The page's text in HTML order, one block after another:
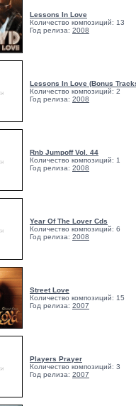
Lessons In Love
Количество композиций: 13
Год релиза: 2008
Lessons In Love (Bonus
Количество композиций: 2
Год релиза: 2008
Rnb Jumpoff Vol. 44
Количество композиций: 1
Год релиза: 2008
Year Of The Lover Cds
Количество композиций: 6
Год релиза: 2008
Street Love
Количество композиций: 15
Год релиза: 2007
Players Prayer
Количество композиций: 3
Год релиза: 2007